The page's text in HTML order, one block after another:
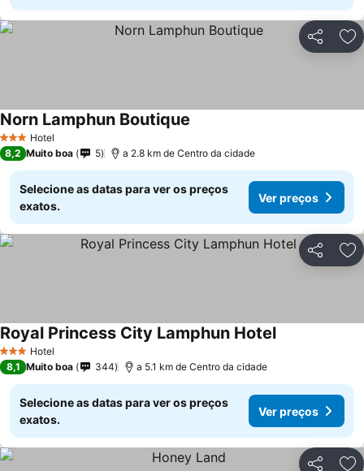
Partilhar
3 EstrelasHotel
Norn Lamphun Boutique
8,2 Muito boa 5 a 2.8 km de Centro da cidade
Selecione as datas para ver os preços
exatos.
Ver preços
Partilhar
3 EstrelasHotel
Royal Princess City Lamphun Hotel
8,1 Muito boa 344 a 5.1 km de Centro da cidade
Selecione as datas para ver os preços
exatos.
Ver preços